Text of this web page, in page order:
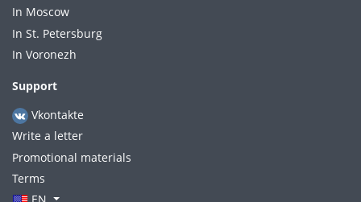
In Moscow
In St. Petersburg
In Voronezh
Support
Vkontakte
Write a letter
Promotional materials
Terms